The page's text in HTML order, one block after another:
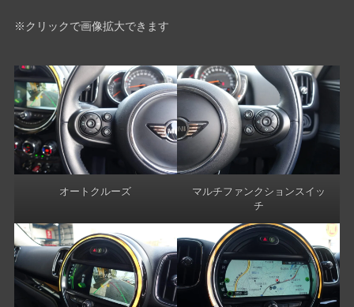
※クリックで画像拡大できます
オートクルーズ
マルチファンクションスイッ
チ